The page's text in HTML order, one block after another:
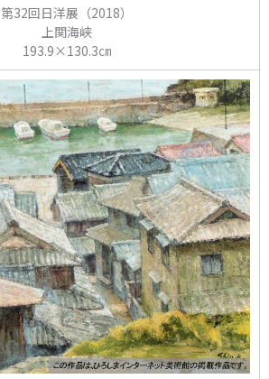
第32回日洋展（2018）
上関海峡
193.9×130.3㎝